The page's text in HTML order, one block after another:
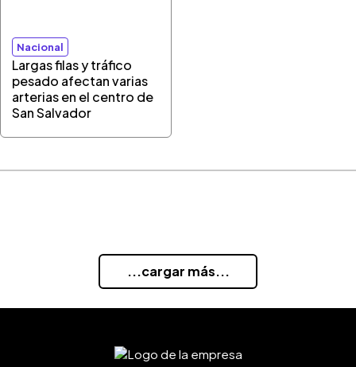
Nacional
Largas filas y tráfico
pesado afectan varias
arterias en el centro de
San Salvador
...cargar más...